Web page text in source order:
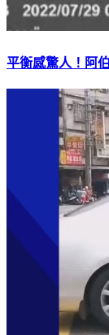
平衡感驚人！阿